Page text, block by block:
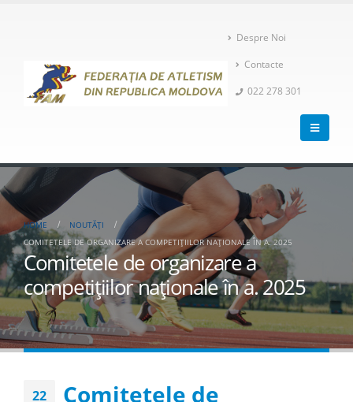
Despre Noi
Contacte
022 278 301
HOME
NOUTĂȚI
COMITETELE DE ORGANIZARE A COMPETIȚIILOR NAȚIONALE ÎN A. 2025
Comitetele de organizare a
competițiilor naționale în a. 2025
22
Comitetele de